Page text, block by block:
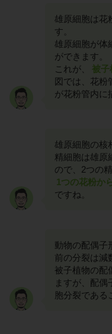
雄原細胞は花
す。
雄原細胞が体
ができます。
これが、
被子
図では、花粉
が花粉管内に
雄原細胞の核
精細胞は雄原
ので、2つの
1つの花粉か
ですね。
動物の配偶子
前の分裂は減
被子植物の配
ますが、配
胞分裂である